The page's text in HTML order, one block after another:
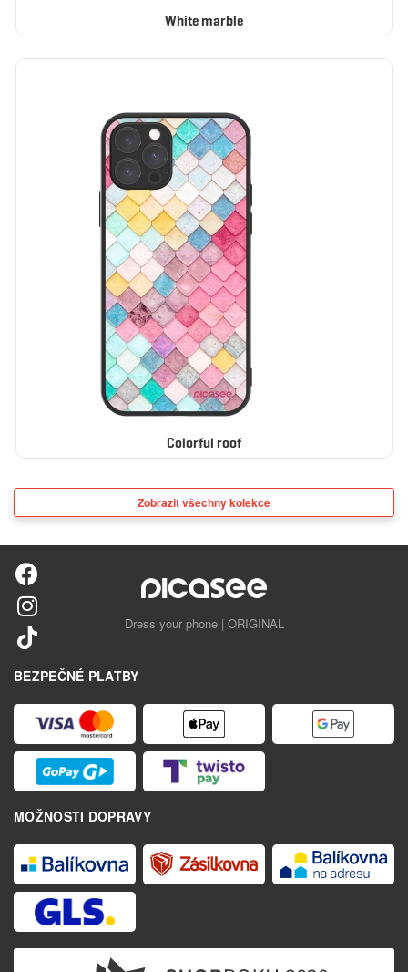
White marble
Colorful roof
Zobrazit všechny kolekce
Dress your phone | ORIGINAL
BEZPEČNÉ PLATBY
MOŽNOSTI DOPRAVY